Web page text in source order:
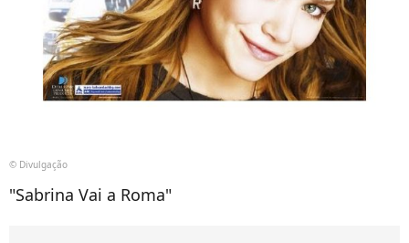
© Divulgação
"Sabrina Vai a Roma"